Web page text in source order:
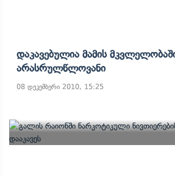
Დაკავებულია Მამის
Არასრულწლოვანი
08 დეკემბერი 2010, 15:25